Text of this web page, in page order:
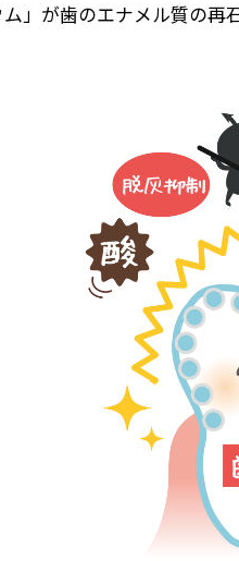
」が歯のエナメル質の